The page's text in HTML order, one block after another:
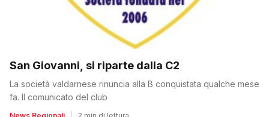
San Giovanni, si riparte dalla C2
La società valdarnese rinuncia alla B conquistata qualche mese
fa. Il comunicato del club